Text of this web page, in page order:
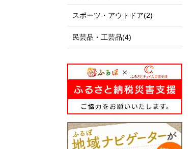
スポーツ・アウトドア(2)
民芸品・工芸品(4)